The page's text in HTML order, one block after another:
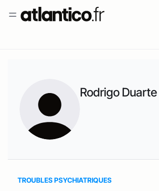
Rodrigo Duarte
TROUBLES PSYCHIATRIQUES